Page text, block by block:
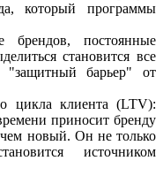
который программы
брендов, постоянные
становится все
"защитный барьер" от
цикла клиента (LTV):
приносит бренду
новый. Он не только
источником